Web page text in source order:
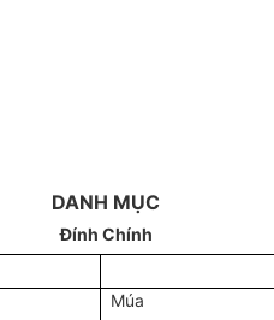
DANH MỤC
Đính Chính
Múa